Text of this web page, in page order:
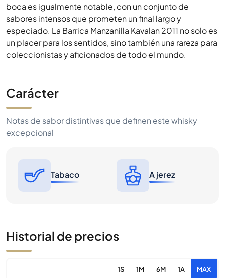
boca es igualmente notable, con un conjunto de
sabores intensos que prometen un final largo y
especiado. La Barrica Manzanilla Kavalan 2011 no solo es
un placer para los sentidos, sino también una rareza para
coleccionistas y aficionados de todo el mundo.
Carácter
Notas de sabor distintivas que definen este whisky
excepcional
Tabaco A jerez
Historial de precios
1S 1M 6M 1A MAX